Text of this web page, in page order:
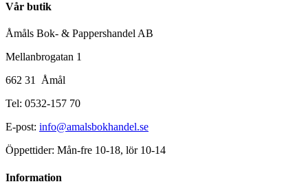
Vår butik
Åmåls Bok- & Pappershandel AB
Mellanbrogatan 1
662 31 Åmål
Tel: 0532-157 70
E-post: info@amalsbokhandel.se
Öppettider: Mån-fre 10-18, lör 10-14
Information